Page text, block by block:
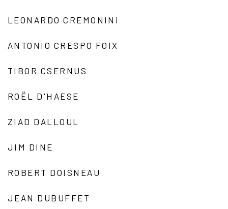
LEONARDO CREMONINI
ANTONIO CRESPO FOIX
TIBOR CSERNUS
ROËL D'HAESE
ZIAD DALLOUL
JIM DINE
ROBERT DOISNEAU
JEAN DUBUFFET